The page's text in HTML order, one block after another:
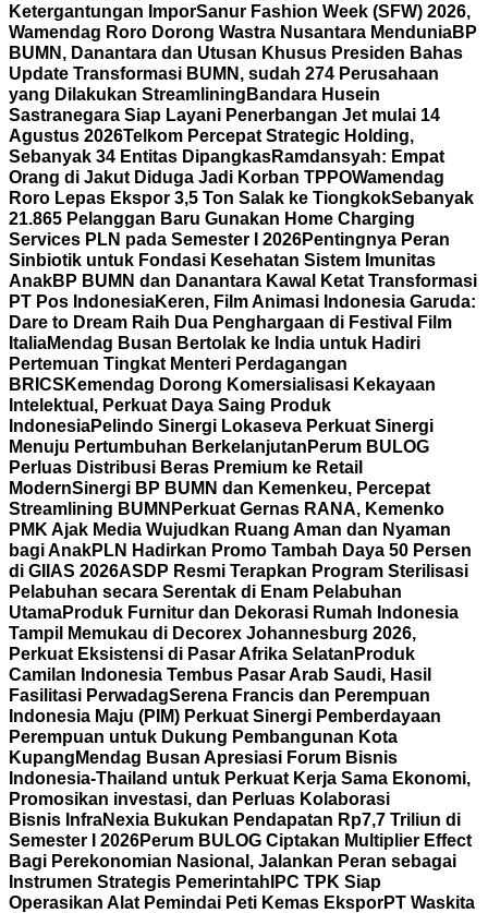
Ketergantungan ImporSanur Fashion Week (SFW) 2026,
Wamendag Roro Dorong Wastra Nusantara MenduniaBP
BUMN, Danantara dan Utusan Khusus Presiden Bahas
Update Transformasi BUMN, sudah 274 Perusahaan
yang Dilakukan Streamlining Bandara Husein
Sastranegara Siap Layani Penerbangan Jet mulai 14
Agustus 2026Telkom Percepat Strategic Holding,
Sebanyak 34 Entitas DipangkasRamdansyah: Empat
Orang di Jakut Diduga Jadi Korban TPPOWamendag
Roro Lepas Ekspor 3,5 Ton Salak ke TiongkokSebanyak
21.865 Pelanggan Baru Gunakan Home Charging
Services PLN pada Semester I 2026Pentingnya Peran
Sinbiotik untuk Fondasi Kesehatan Sistem Imunitas
AnakBP BUMN dan Danantara Kawal Ketat Transformasi
PT Pos IndonesiaKeren, Film Animasi Indonesia Garuda:
Dare to Dream Raih Dua Penghargaan di Festival Film
ItaliaMendag Busan Bertolak ke India untuk Hadiri
Pertemuan Tingkat Menteri Perdagangan
BRICS Kemendag Dorong Komersialisasi Kekayaan
Intelektual, Perkuat Daya Saing Produk
IndonesiaPelindo Sinergi Lokaseva Perkuat Sinergi
Menuju Pertumbuhan Berkelanjutan Perum BULOG
Perluas Distribusi Beras Premium ke Retail
ModernSinergi BP BUMN dan Kemenkeu, Percepat
Streamlining BUMN Perkuat Gernas RANA, Kemenko
PMK Ajak Media Wujudkan Ruang Aman dan Nyaman
bagi AnakPLN Hadirkan Promo Tambah Daya 50 Persen
di GIIAS 2026ASDP Resmi Terapkan Program Sterilisasi
Pelabuhan secara Serentak di Enam Pelabuhan
UtamaProduk Furnitur dan Dekorasi Rumah Indonesia
Tampil Memukau di Decorex Johannesburg 2026,
Perkuat Eksistensi di Pasar Afrika Selatan Produk
Camilan Indonesia Tembus Pasar Arab Saudi, Hasil
Fasilitasi PerwadagSerena Francis dan Perempuan
Indonesia Maju (PIM) Perkuat Sinergi Pemberdayaan
Perempuan untuk Dukung Pembangunan Kota
Kupang Mendag Busan Apresiasi Forum Bisnis
Indonesia-Thailand untuk Perkuat Kerja Sama Ekonomi,
Promosikan investasi, dan Perluas Kolaborasi
Bisnis InfraNexia Bukukan Pendapatan Rp7,7 Triliun di
Semester I 2026Perum BULOG Ciptakan Multiplier Effect
Bagi Perekonomian Nasional, Jalankan Peran sebagai
Instrumen Strategis Pemerintah IPC TPK Siap
Operasikan Alat Pemindai Peti Kemas EksporPT Waskita